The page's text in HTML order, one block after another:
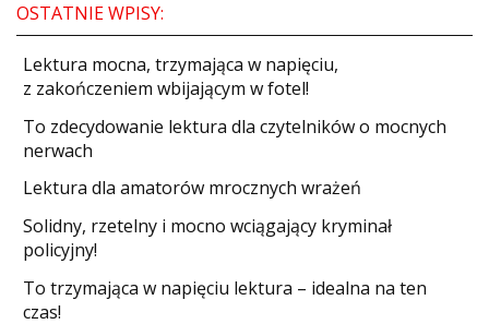
OSTATNIE WPISY:
​Lektura mocna, trzymająca w napięciu,
z zakończeniem wbijającym w fotel!
​To zdecydowanie lektura dla czytelników o mocnych
nerwach
Lektura dla amatorów mrocznych wrażeń
Solidny, rzetelny i mocno wciągający kryminał
policyjny!
​To trzymająca w napięciu lektura – idealna na ten
czas!